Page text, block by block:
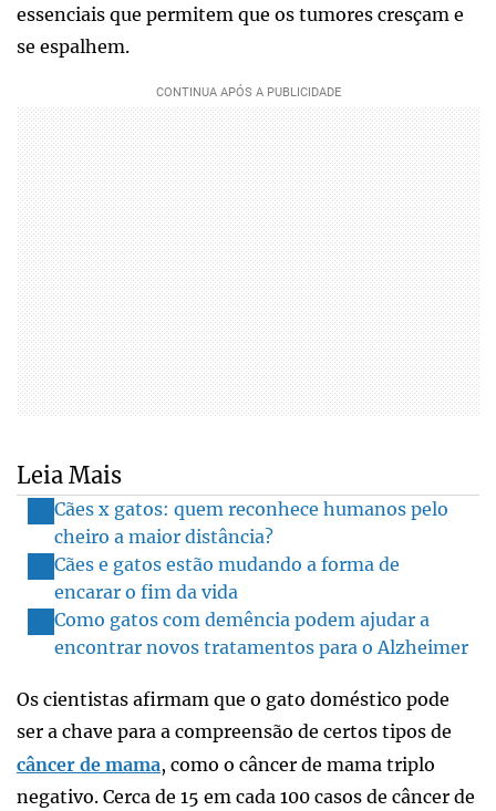
essenciais que permitem que os tumores cresçam e
se espalhem.
Leia Mais
Cães x gatos: quem reconhece humanos pelo
cheiro a maior distância?
Cães e gatos estão mudando a forma de
encarar o fim da vida
Como gatos com demência podem ajudar a
encontrar novos tratamentos para o Alzheimer
Os cientistas afirmam que o gato doméstico pode
ser a chave para a compreensão de certos tipos de
câncer de mama, como o câncer de mama triplo
negativo. Cerca de 15 em cada 100 casos de câncer de